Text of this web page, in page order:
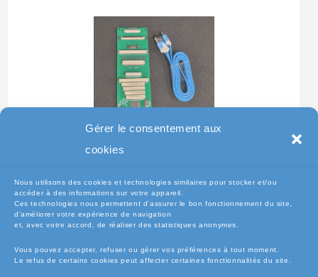
Gérer le consentement aux
cookies
Nous utilisons des cookies et technologies similaires pour stocker et/ou
accéder à des informations sur votre appareil.
Ces technologies nous permettent d’assurer le bon fonctionnement du site,
d’améliorer votre expérience de navigation
et, avec votre accord, de réaliser des statistiques anonymes.
Vous pouvez accepter, refuser ou gérer vos préférences à tout moment.
Le refus de certains cookies peut affecter certaines fonctionnalités du site.